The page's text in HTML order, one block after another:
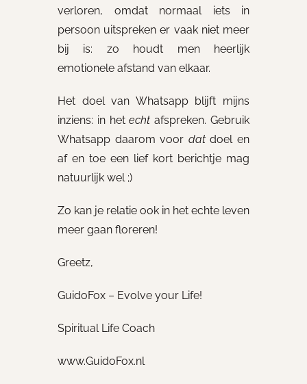
verloren, omdat normaal iets in
persoon uitspreken er vaak niet meer
bij is: zo houdt men heerlijk
emotionele afstand van elkaar.
Het doel van Whatsapp blijft mijns
inziens: in hetechtafspreken. Gebruik
Whatsapp daarom voor datdoel en
af en toe een lief kort berichtje mag
natuurlijk wel ;)
Zo kan je relatie ook in het echte leven
meer gaan floreren!
Greetz,
GuidoFox – Evolve your Life!
Spiritual Life Coach
www.GuidoFox.nl